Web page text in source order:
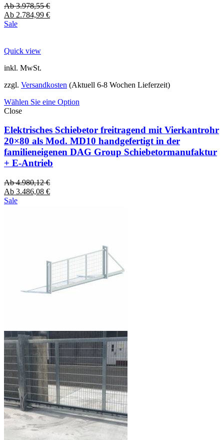
Ab3.978,55€
Ab 2.784,99 €
Sale
Quick view
inkl. MwSt.
zzgl. Versandkosten (Aktuell 6-8 Wochen Lieferzeit)
Wählen Sie eine Option
Close
Elektrisches Schiebetor freitragend mit Vierkantrohr
20×80 als Mod. MD10 handgefertigt in der
familieneigenen DAG Group Schiebetormanufaktur
+ E-Antrieb
Ab4.980,12€
Ab 3.486,08 €
Sale